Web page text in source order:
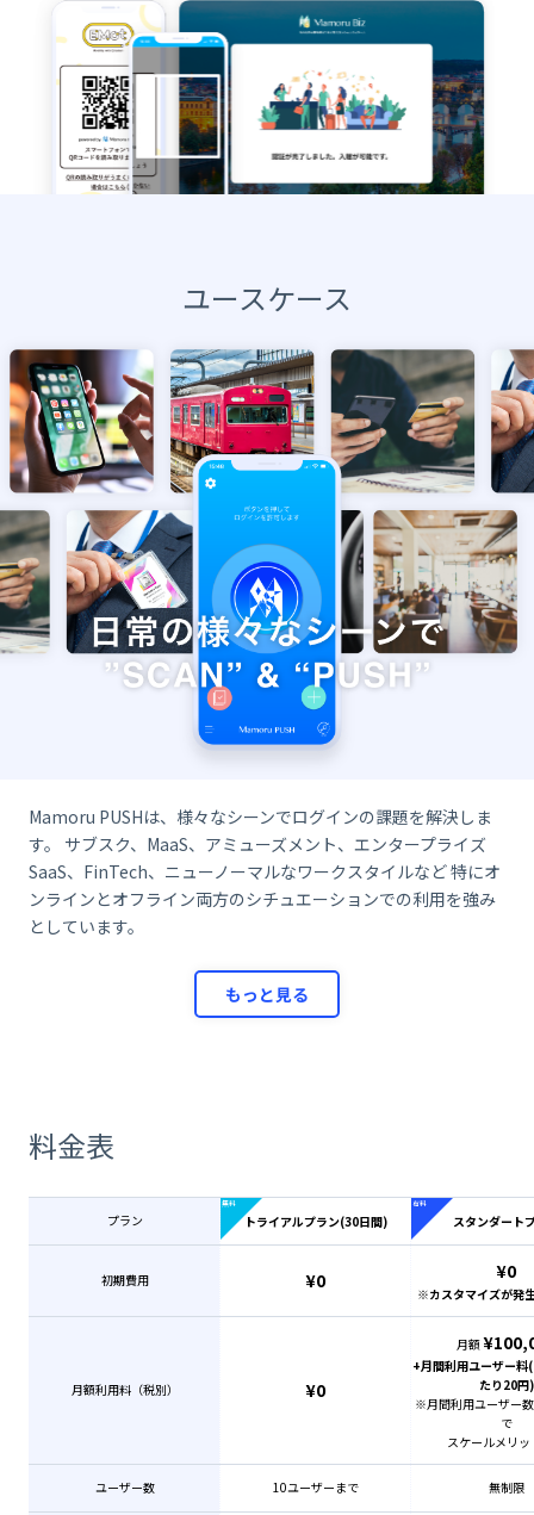
ユースケース
Mamoru PUSHは、様々なシーンでログインの課題を解決しま
す。
サブスク、MaaS、アミューズメント、エンタープライズ
SaaS、FinTech、ニューノーマルなワークスタイルなど特にオ
ンラインとオフライン両方のシチュエーションでの利用を強み
としています。
もっと見る
料金表
プラン トライアルプラン(30日間) スタンダート
初期費用 ¥0 ¥0
※カスタマイズが発
月額利用料（税別） ¥0
月額
+月間利用ユーザー料
たり20円)
※月間利用ユーザー
で
スケールメリッ
ユーザー数 10ユーザーまで 無制限